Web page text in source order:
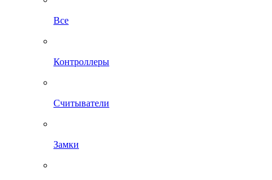
Все
Контроллеры
Считыватели
Замки